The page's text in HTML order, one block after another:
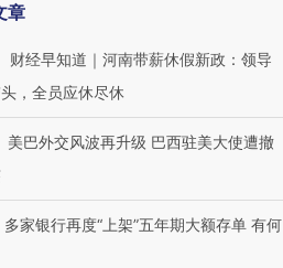
章
财经早知道｜河南带薪休假新政：领导
，全员应休尽休
美巴外交风波再升级 巴西驻美大使遭撤
多家银行再度“上架”五年期大额存单 有何